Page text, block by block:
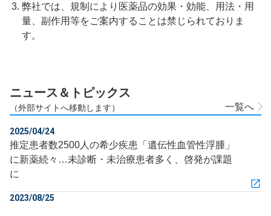
弊社では、規制により医薬品の効果・効能、用法・用
量、副作用等をご案内することは禁じられておりま
す。
ニュース＆トピックス
（外部サイトへ移動します） 一覧へ
2025/04/24
推定患者数2500人の希少疾患「遺伝性血管性浮腫」
に新薬続々…未診断・未治療患者多く、啓発が課題
に
2023/08/25